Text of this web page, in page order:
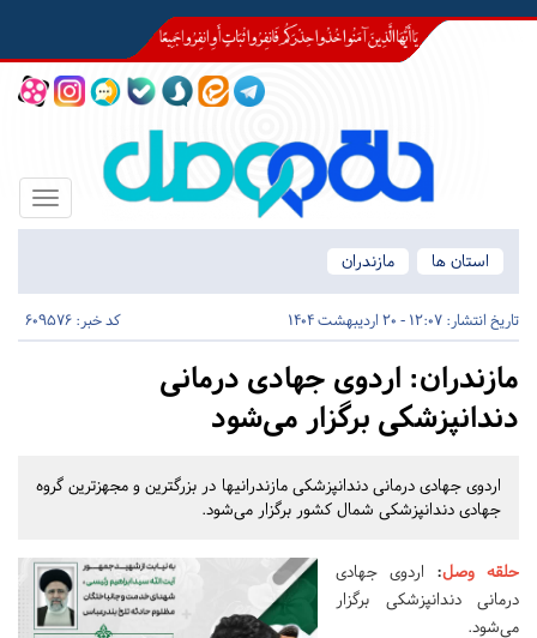
Toggle
استان ها
مازندران
تاریخ انتشار: 12:07 - 20 اردیبهشت 1404 کد خبر: 609576
مازندران: اردوی جهادی درمانی
دندانپزشکی برگزار می‌شود
اردوی جهادی درمانی دندانپزشکی مازندرانیها در بزرگترین و مجهزترین گروه
جهادی دندانپزشکی شمال کشور برگزار می‌شود.
حلقه وصل: اردوی جهادی
درمانی دندانپزشکی برگزار
می‌شود.